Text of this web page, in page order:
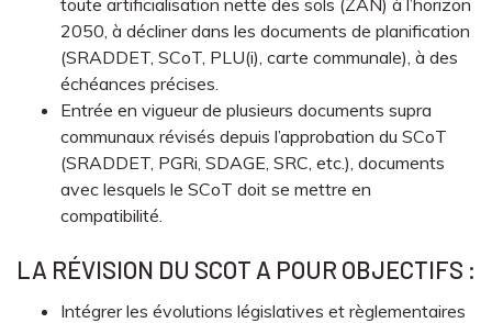
toute artificialisation nette des sols (ZAN) à l’horizon
2050, à décliner dans les documents de planification
(SRADDET, SCoT, PLU(i), carte communale), à des
échéances précises.
Entrée en vigueur de plusieurs documents supra
communaux révisés depuis l’approbation du SCoT
(SRADDET, PGRi, SDAGE, SRC, etc.), documents
avec lesquels le SCoT doit se mettre en
compatibilité.
LA RÉVISION DU SCOT A POUR OBJECTIFS :
Intégrer les évolutions législatives et règlementaires